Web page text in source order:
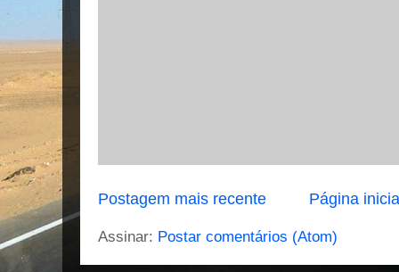
Postagem mais recente Página
Assinar: Postar comentários (Atom)